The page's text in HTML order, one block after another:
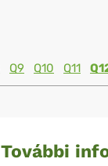
Q9 Q10 Q11
További